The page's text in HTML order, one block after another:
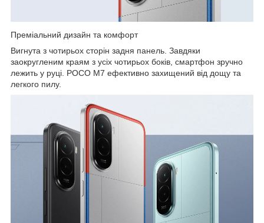
Преміальний дизайн та комфорт
Вигнута з чотирьох сторін задня панель. Завдяки
заокругленим краям з усіх чотирьох боків, смартфон зручно
лежить у руці. POCO M7 ефективно захищений від дощу та
легкого пилу.